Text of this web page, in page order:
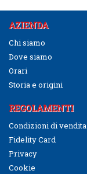
AZIENDA
Chi siamo
Dove siamo
Orari
Storia e origini
REGOLAMENTI
Condizioni di vendita
Fidelity Card
Privacy
Cookie